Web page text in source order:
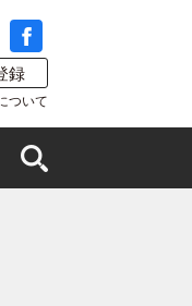
録
ついて